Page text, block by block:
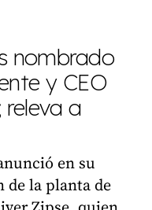
nombrado
y CEO
a
en su
la planta de